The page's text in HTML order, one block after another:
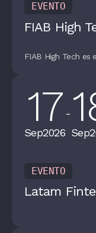
EVENTO
FIAB High
FIAB High Tech
17
Sep2026
-
Sep
EVENTO
Latam